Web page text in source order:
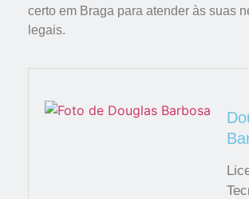
certo em Braga para atender às suas
legais.